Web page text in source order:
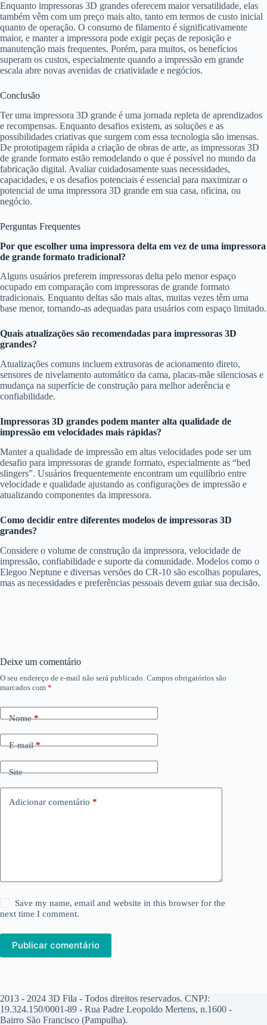
Enquanto impressoras 3D grandes oferecem maior versatilidade, elas
também vêm com um preço mais alto, tanto em termos de custo inicial
quanto de operação. O consumo de filamento é significativamente
maior, e manter a impressora pode exigir peças de reposição e
manutenção mais frequentes. Porém, para muitos, os benefícios
superam os custos, especialmente quando a impressão em grande
escala abre novas avenidas de criatividade e negócios.
Conclusão
Ter uma impressora 3D grande é uma jornada repleta de aprendizados
e recompensas. Enquanto desafios existem, as soluções e as
possibilidades criativas que surgem com essa tecnologia são imensas.
De prototipagem rápida a criação de obras de arte, as impressoras 3D
de grande formato estão remodelando o que é possível no mundo da
fabricação digital. Avaliar cuidadosamente suas necessidades,
capacidades, e os desafios potenciais é essencial para maximizar o
potencial de uma impressora 3D grande em sua casa, oficina, ou
negócio.
Perguntas Frequentes
Por que escolher uma impressora delta em vez de uma impressora
de grande formato tradicional?
Alguns usuários preferem impressoras delta pelo menor espaço
ocupado em comparação com impressoras de grande formato
tradicionais. Enquanto deltas são mais altas, muitas vezes têm uma
base menor, tornando-as adequadas para usuários com espaço limitado.
Quais atualizações são recomendadas para impressoras 3D
grandes?
Atualizações comuns incluem extrusoras de acionamento direto,
sensores de nivelamento automático da cama, placas-mãe silenciosas e
mudança na superfície de construção para melhor aderência e
confiabilidade.
Impressoras 3D grandes podem manter alta qualidade de
impressão em velocidades mais rápidas?
Manter a qualidade de impressão em altas velocidades pode ser um
desafio para impressoras de grande formato, especialmente as “bed
slingers”. Usuários frequentemente encontram um equilíbrio entre
velocidade e qualidade ajustando as configurações de impressão e
atualizando componentes da impressora.
Como decidir entre diferentes modelos de impressoras 3D
grandes?
Considere o volume de construção da impressora, velocidade de
impressão, confiabilidade e suporte da comunidade. Modelos como o
Elegoo Neptune e diversas versões do CR-10 são escolhas populares,
mas as necessidades e preferências pessoais devem guiar sua decisão.
Deixe um comentário
O seu endereço de e-mail não será publicado. Campos obrigatórios são
marcados com *
Nome*
E-mail*
Site
Adicionar comentário *
Save my name, email and website in this browser for the
next time I comment.
Publicar comentário
2013 - 2024 3D Fila - Todos direitos reservados. CNPJ:
19.324.150/0001-89 - Rua Padre Leopoldo Mertens, n.1600 -
Bairro São Francisco (Pampulha).